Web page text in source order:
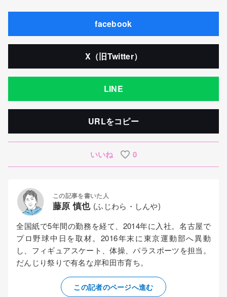
facebook
X（旧Twitter）
LINE
URLをコピー
いいね 0
この記事を書いた人
藤原 慎也 (ふじわら・しんや)
全国紙で5年間の勤務を経て、2014年に入社。名古屋で
プロ野球中日を取材。2016年末に東京運動部へ異動
し、フィギュアスケート、体操、パラスポーツを担当。
だんじり祭りで有名な岸和田市育ち。
この記者のページへ進む